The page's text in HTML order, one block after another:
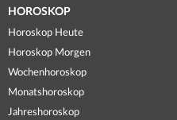
HOROSKOP
Horoskop Heute
Horoskop Morgen
Wochenhoroskop
Monatshoroskop
Jahreshoroskop